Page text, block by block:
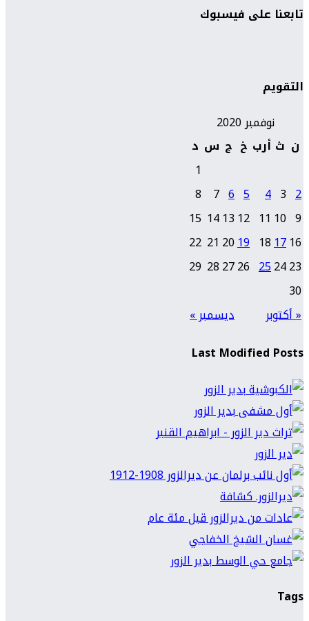
تابعنا على فيسبوك
التقويم
نوفمبر 2020
ن ث أرب خ ج س د
« أكتوبر ديسمبر »
1
2
3
4
5
6
7
8
9
10
11
12
13
14
15
16
17
18
19
20
21
22
23
24
25
26
27
28
29
30
Last Modified Posts
Tags